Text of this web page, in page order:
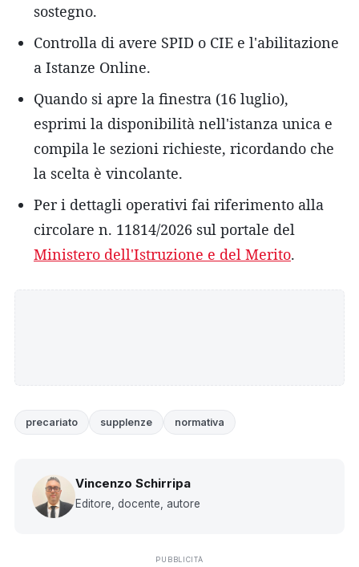
sostegno.
Controlla di avere SPID o CIE e l'abilitazione
a Istanze Online.
Quando si apre la finestra (16 luglio),
esprimi la disponibilità nell'istanza unica e
compila le sezioni richieste, ricordando che
la scelta è vincolante.
Per i dettagli operativi fai riferimento alla
circolare n. 11814/2026 sul portale del
Ministero dell'Istruzione e del Merito.
precariato supplenze normativa
Vincenzo Schirripa
Editore, docente, autore
PUBBLICITÀ